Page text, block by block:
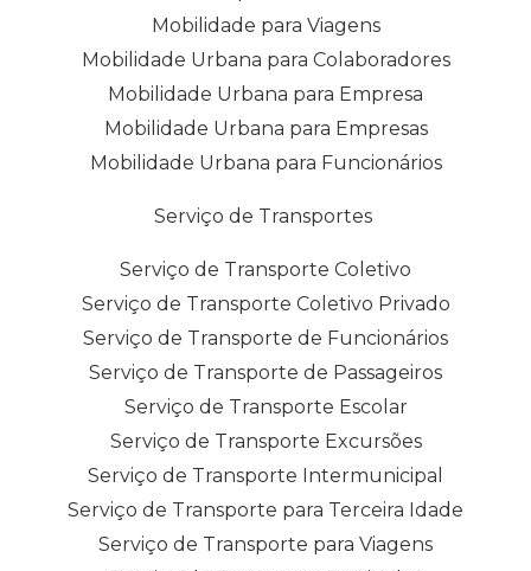
Mobilidade para Viagens
Mobilidade Urbana para Colaboradores
Mobilidade Urbana para Empresa
Mobilidade Urbana para Empresas
Mobilidade Urbana para Funcionários
Serviço de Transportes
Serviço de Transporte Coletivo
Serviço de Transporte Coletivo Privado
Serviço de Transporte de Funcionários
Serviço de Transporte de Passageiros
Serviço de Transporte Escolar
Serviço de Transporte Excursões
Serviço de Transporte Intermunicipal
Serviço de Transporte para Terceira Idade
Serviço de Transporte para Viagens